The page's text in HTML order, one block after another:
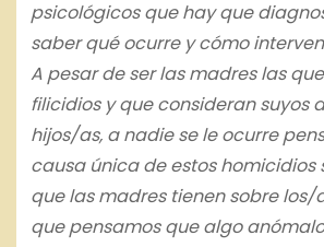
psicológicos que hay que
saber qué ocurre y cómo
A pesar de ser las madres las
filicidios y que consideran suyos
hijos/as, a nadie se le ocurre
causa única de estos homicidios
que las madres tienen sobre los/
que pensamos que algo